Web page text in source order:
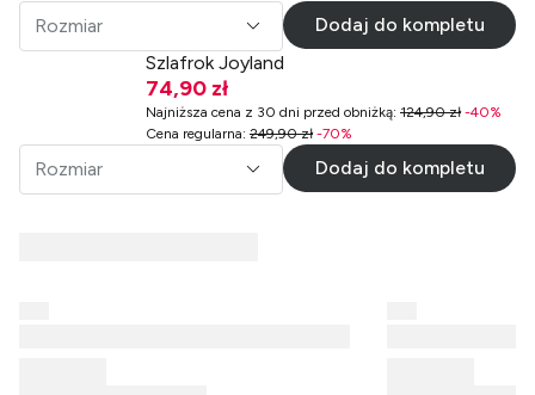
Rozmiar
Dodaj do kompletu
Szlafrok Joyland
74,90 zł
Najniższa cena z 30 dni przed obniżką: 124,90 zł -40%
Cena regularna: 249,90 zł -70%
Rozmiar Dodaj do kompletu